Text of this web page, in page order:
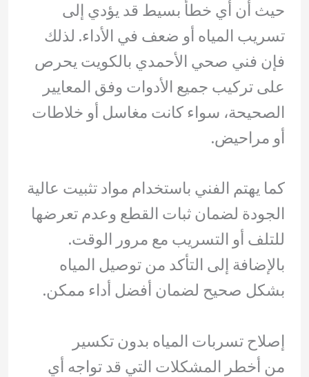
حيث أن أي خطأ بسيط قد يؤدي إلى
تسريب المياه أو ضعف في الأداء. لذلك
فإن فني صحي الأحمدي بالكويت يحرص
على تركيب جميع الأدوات وفق المعايير
الصحيحة، سواء كانت مغاسل أو خلاطات
أو مراحيض.
كما يهتم الفني باستخدام مواد تثبيت عالية
الجودة لضمان ثبات القطع وعدم تعرضها
للتلف أو التسريب مع مرور الوقت.
بالإضافة إلى التأكد من توصيل المياه
بشكل صحيح لضمان أفضل أداء ممكن.
إصلاح تسربات المياه بدون تكسير
من أخطر المشكلات التي قد تواجه أي